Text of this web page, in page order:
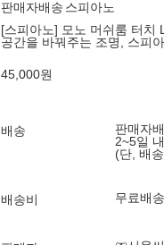
판매자배송 스피아노
[스피아노] 모노 머쉬룸 터치
공간을 바꿔주는 조명, 스피
45,000원
배송
판매자
2~5일
(단, 배
배송비 무료배송